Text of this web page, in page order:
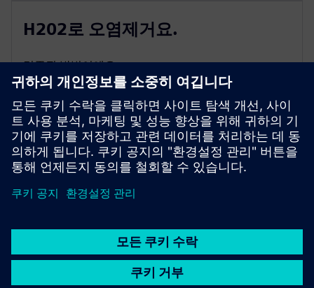
H202로 오염제거요.
검증된 방법이에요.
포름알데히드보다 훨씬 우수해요.
빠르고, 효과적이고, 안전하고, 잔류물이 없대요.
엄청난 시간과 비용 절감